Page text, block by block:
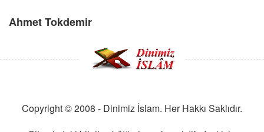
Ahmet Tokdemir
Copyright © 2008 - Dinimiz İslam. Her Hakkı Saklıdır.